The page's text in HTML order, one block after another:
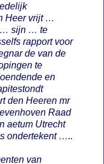
Heer vrijt …
… sijn … te
rapport voor
de van de
te
en
den Heeren mr
Raad
aetum Utrecht
ondertekent …..
van